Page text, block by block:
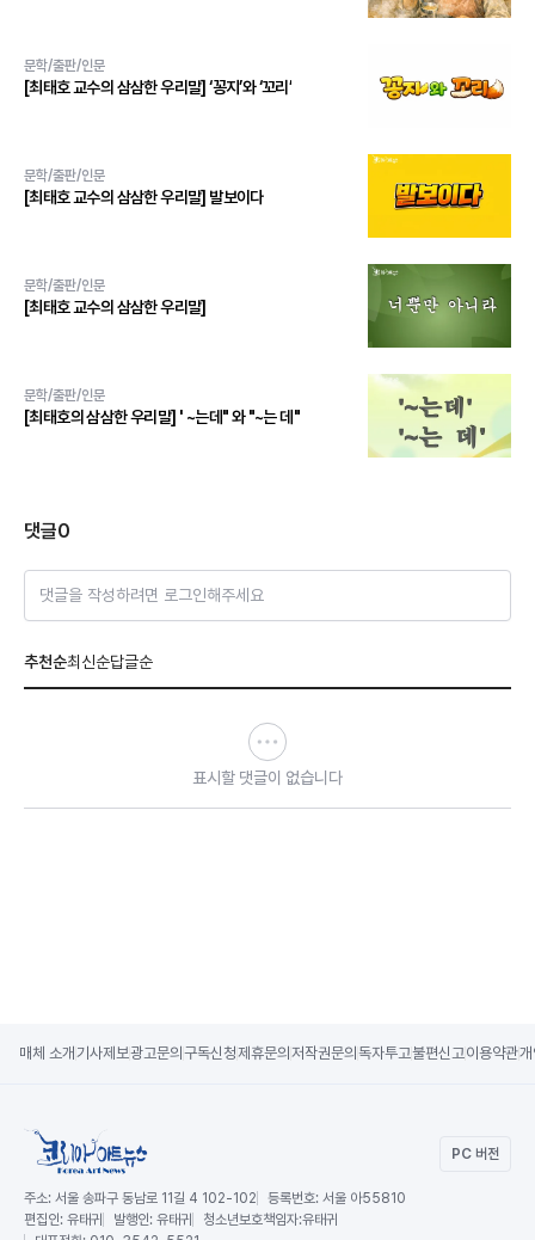
문학/출판/인문
[최태호 교수의 삼삼한 우리말] ‘꽁지’와 ‘꼬리’
문학/출판/인문
[최태호 교수의 삼삼한 우리말] 발보이다
문학/출판/인문
[최태호 교수의 삼삼한 우리말]
문학/출판/인문
[최태호의 삼삼한 우리말] ' ~는데" 와 "~는 데"
댓글0
댓글을 작성하려면 로그인해주세요
추천순최신순답글순
표시할 댓글이 없습니다
매체 소개 기사제보광고문의 구독신청제휴문의 저작권문의 독자투고불편신고이용약관
PC 버전
주소: 서울 송파구 동남로 11길 4 102-102 등록번호: 서울 아55810
편집인: 유태귀 발행인: 유태귀 청소년보호책임자:유태귀